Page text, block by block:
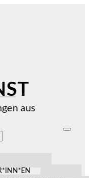
aus